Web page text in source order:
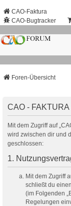
CAO-Faktura
CAO-Bugtracker
Foren-Übersicht
CAO -
Mit dem Zugriff auf
wird zwischen dir und
geschlossen:
1.
Mit dem Zugriff
schließt du
(im Folgenden
Regelungen